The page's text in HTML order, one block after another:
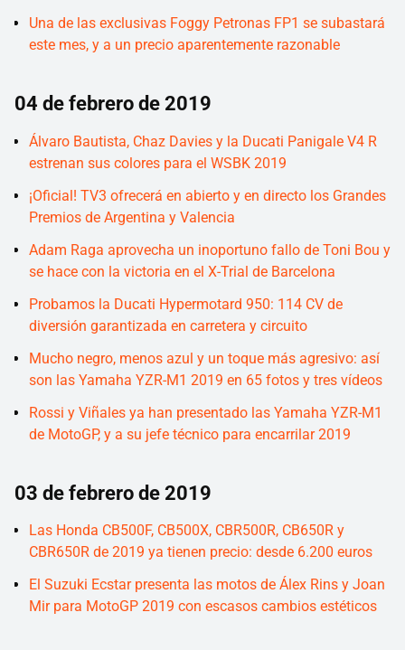
Una de las exclusivas Foggy Petronas FP1 se subastará
este mes, y a un precio aparentemente razonable
04 de febrero de 2019
Álvaro Bautista, Chaz Davies y la Ducati Panigale V4 R
estrenan sus colores para el WSBK 2019
¡Oficial! TV3 ofrecerá en abierto y en directo los Grandes
Premios de Argentina y Valencia
Adam Raga aprovecha un inoportuno fallo de Toni Bou y
se hace con la victoria en el X-Trial de Barcelona
Probamos la Ducati Hypermotard 950: 114 CV de
diversión garantizada en carretera y circuito
Mucho negro, menos azul y un toque más agresivo: así
son las Yamaha YZR-M1 2019 en 65 fotos y tres vídeos
Rossi y Viñales ya han presentado las Yamaha YZR-M1
de MotoGP, y a su jefe técnico para encarrilar 2019
03 de febrero de 2019
Las Honda CB500F, CB500X, CBR500R, CB650R y
CBR650R de 2019 ya tienen precio: desde 6.200 euros
El Suzuki Ecstar presenta las motos de Álex Rins y Joan
Mir para MotoGP 2019 con escasos cambios estéticos